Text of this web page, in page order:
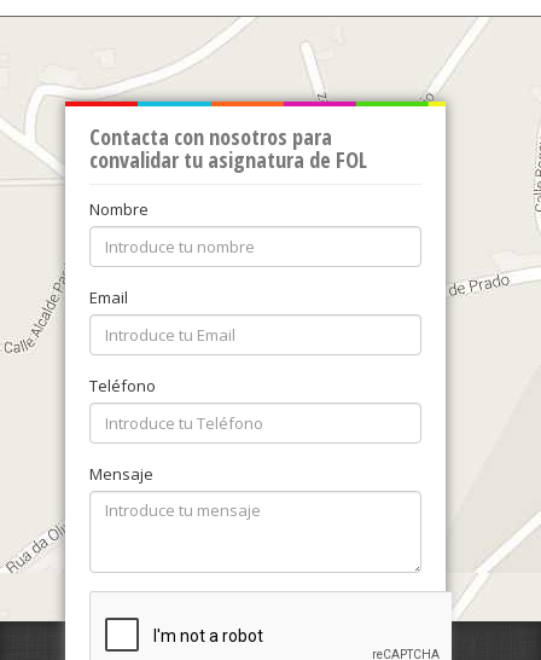
Contacta con nosotros para
convalidar tu asignatura de FOL
Nombre
Email
Teléfono
Mensaje